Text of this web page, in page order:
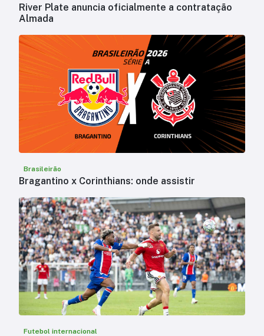
River Plate anuncia oficialmente a contratação
Almada
Brasileirão
Bragantino x Corinthians: onde assistir
Futebol internacional